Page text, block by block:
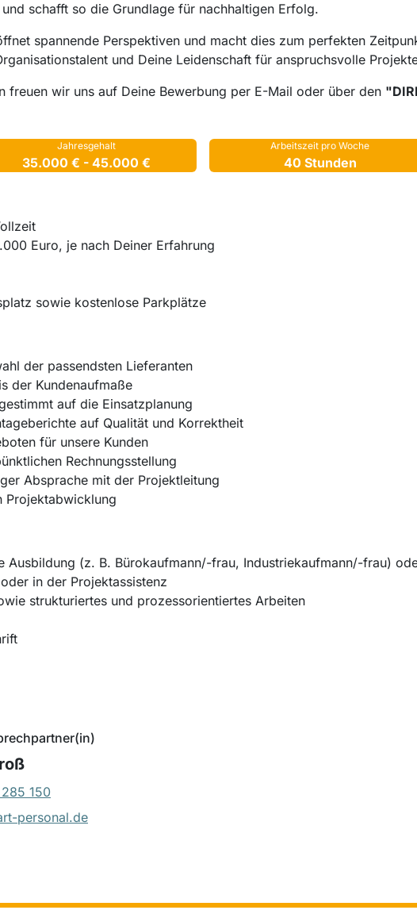
schafft so die Grundlage für nachhaltigen Erfolg.
spannende Perspektiven und macht dies zum perfekten
und Deine Leidenschaft für anspruchsvolle
freuen wir uns auf Deine Bewerbung per E-Mail oder über den
Jahresgehalt
35.000 € - 45.000 €
Arbeitszeit pro Woche
40 Stunden
Euro, je nach Deiner Erfahrung
sowie kostenlose Parkplätze
der passendsten Lieferanten
der Kundenaufmaße
auf die Einsatzplanung
auf Qualität und Korrektheit
für unsere Kunden
Rechnungsstellung
Absprache mit der Projektleitung
Projektabwicklung
Ausbildung (z. B. Bürokaufmann/-frau, Industriekaufmann/-frau)
in der Projektassistenz
strukturiertes und prozessorientiertes Arbeiten
150
personal.de